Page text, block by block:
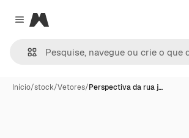
Close menu
Magnific
Início/stock/Vetores/Perspectiva da rua j…